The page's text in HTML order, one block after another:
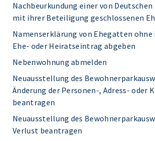
Nachbeurkundung einer von
mit ihrer Beteiligung geschlossenen
Namenserklärung von Ehegatten ohne
Ehe- oder Heiratseintrag abgeben
Nebenwohnung abmelden
Neuausstellung des
Änderung der Personen-, Adress- oder
beantragen
Neuausstellung des
Verlust beantragen